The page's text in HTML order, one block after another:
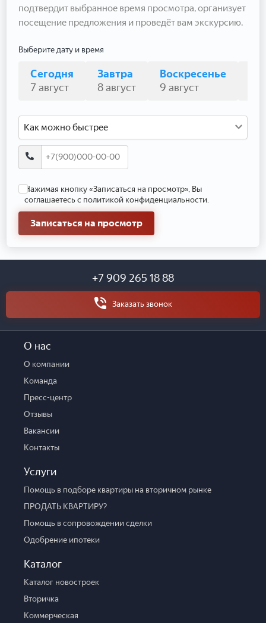
подтвердит выбранное время просмотра, организует
посещение предложения и проведёт вам экскурсию.
Выберите дату и время
Сегодня
7 август
Завтра
8 август
Воскресенье
9 август
Как можно быстрее
Нажимая кнопку «Записаться на просмотр», Вы
соглашаетесь с политикой конфиденциальности.
Записаться на просмотр
+7 909 265 18 88
Заказать звонок
О нас
О компании
Команда
Пресс-центр
Отзывы
Вакансии
Контакты
Услуги
Помощь в подборе квартиры на вторичном рынке
ПРОДАТЬ КВАРТИРУ?
Помощь в сопровождении сделки
Одобрение ипотеки
Каталог
Каталог новостроек
Вторичка
Коммерческая